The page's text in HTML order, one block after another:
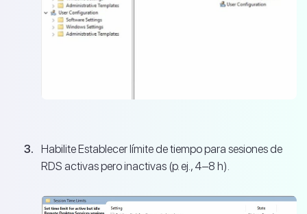
Habilite Establecer límite de tiempo para sesiones de
RDS activas pero inactivas (p. ej., 4–8 h).